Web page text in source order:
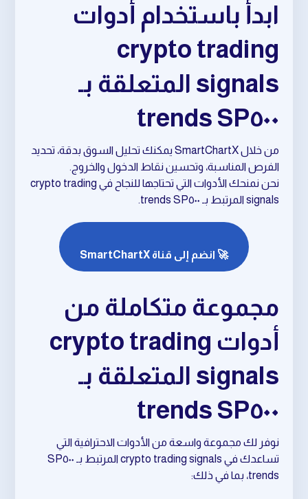
ابدأ باستخدام أدوات
crypto trading
signals المتعلقة بـ
SP٥٠٠ trends
من خلال SmartChartX يمكنك تحليل السوق بدقة، تحديد
الفرص المناسبة، وتحسين نقاط الدخول والخروج.
نحن نمنحك الأدوات التي تحتاجها للنجاح في crypto trading
signals المرتبط بـ SP٥٠٠ trends.
🚀 انضم إلى قناة SmartChartX
مجموعة متكاملة من
أدوات crypto trading
signals المتعلقة بـ
SP٥٠٠ trends
نوفر لك مجموعة واسعة من الأدوات الاحترافية التي
تساعدك في crypto trading signals المرتبط بـ SP٥٠٠
trends، بما في ذلك: